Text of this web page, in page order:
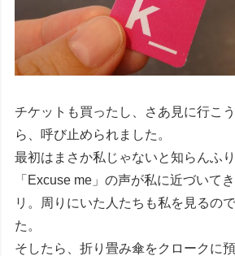
チケットも買ったし、さあ見に行こ
ら、呼び止められました。
最初はまさか私じゃないと知らんふ
「Excuse me」の声が私に近づいて
リ。周りにいた人たちも私を見るの
た。
そしたら、折り畳み傘をクロークに